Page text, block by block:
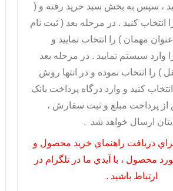
، سپس به بخش سبد خريد رفته و (
کنيد . در مرحله بعد ( ثبت نام
مهمان ) را انتخاب نماييد و
سيستم نماييد . در مرحله بعد
را انتخاب نموده و در انتها روش
کنيد و وارد درگاه پرداخت بانک
پرداخت مبلغ و ثبت سفارش ،
ارسال خواهد شد .
دريافت راهنماي خريد محصول و
محصول ، با آيدي ما در تلگرام در
ارتباط باشيد .